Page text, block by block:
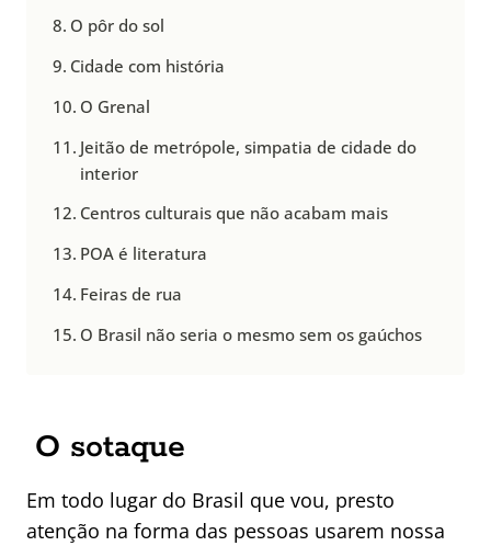
O pôr do sol
Cidade com história
O Grenal
Jeitão de metrópole, simpatia de cidade do
interior
Centros culturais que não acabam mais
POA é literatura
Feiras de rua
O Brasil não seria o mesmo sem os gaúchos
O sotaque
Em todo lugar do Brasil que vou, presto
atenção na forma das pessoas usarem nossa